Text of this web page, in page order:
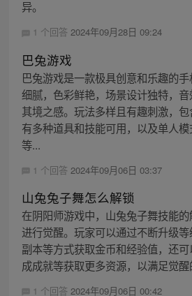
异。
1 个回答 2024年09月28日 09:24
巴兔游戏
巴兔游戏是一款极具创意和乐趣的
细腻，色彩鲜艳，场景设计独特，
其境之感。玩法多样且有趣刺激，
有多种道具和技能可用，以及单人
等...
1 个回答 2024年09月06日 03:37
山兔兔子舞怎么解锁
在阴阳师游戏中，山兔兔子舞技能
进行觉醒。玩家可以通过不断升级
副本等方式获取金币和经验值，还
成成就等获取更多资源，以满足觉醒
1 个回答 2024年09月06日 00:42